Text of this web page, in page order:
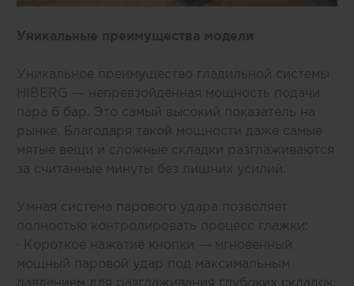
Уникальные преимущества модели
Уникальное преимущество гладильной системы
HIBERG — непревзойденная мощность подачи
пара 6 бар. Это самый высокий показатель на
рынке. Благодаря такой мощности даже самые
мятые вещи и сложные складки разглаживаются
за считанные минуты без лишних усилий.
Умная система парового удара позволяет
полностью контролировать процесс глажки:
· Короткое нажатие кнопки — мгновенный
мощный паровой удар под максимальным
давлением для разглаживания глубоких складок,